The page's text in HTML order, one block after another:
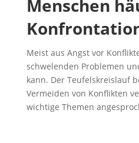
Menschen
Meist aus Angst vor
schwelenden Problemen
kann. Der Teufelskreislauf
Vermeiden von Konflikten
wichtige Themen